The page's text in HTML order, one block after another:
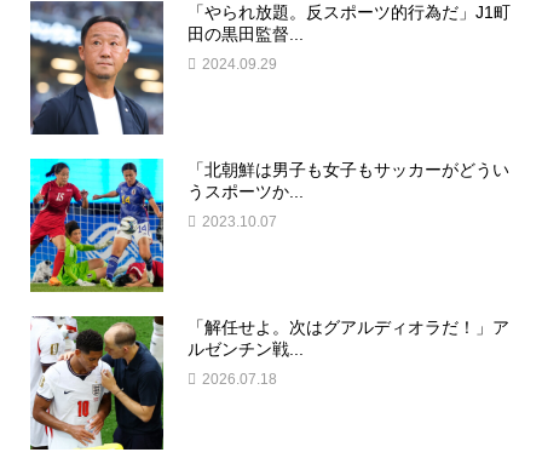
「やられ放題。反スポーツ的行為だ」J1町
田の黒田監督...
2024.09.29
「北朝鮮は男子も女子もサッカーがどうい
うスポーツか...
2023.10.07
「解任せよ。次はグアルディオラだ！」ア
ルゼンチン戦...
2026.07.18